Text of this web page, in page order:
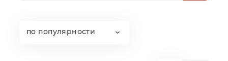
по популярности